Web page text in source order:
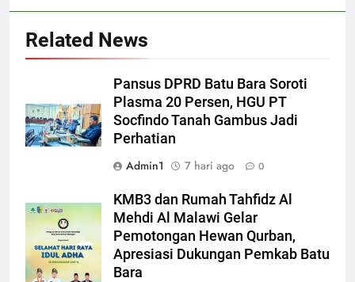
Related News
Pansus DPRD Batu Bara Soroti
Plasma 20 Persen, HGU PT
Socfindo Tanah Gambus Jadi
Perhatian
Admin1
7 hari ago 0
KMB3 dan Rumah Tahfidz Al
Mehdi Al Malawi Gelar
Pemotongan Hewan Qurban,
Apresiasi Dukungan Pemkab Batu
Bara